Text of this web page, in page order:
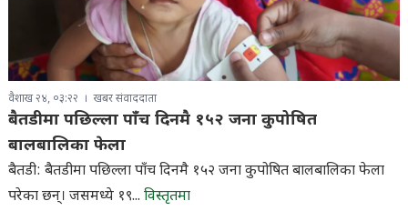
वैशाख २४, ०३:२२ खबर संवाददाता
बैतडीमा पछिल्ला पाँच दिनमै १५२ जना कुपोषित
बालबालिका फेला
बैतडी: बैतडीमा पछिल्ला पाँच दिनमै १५२ जना कुपोषित बालबालिका फेला
परेका छन्। जसमध्ये १९... विस्तृतमा